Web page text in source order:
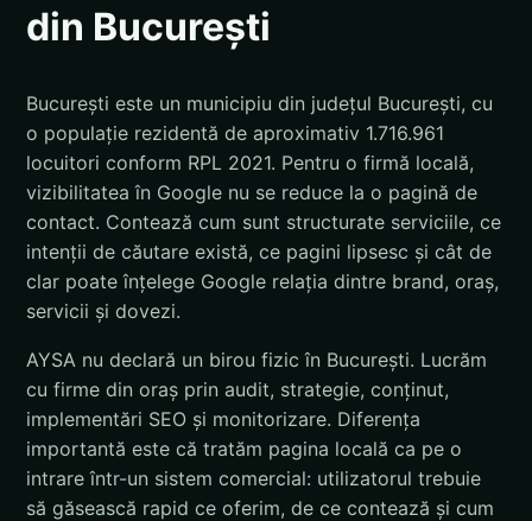
din București
București este un municipiu din județul București, cu
o populație rezidentă de aproximativ 1.716.961
locuitori conform RPL 2021. Pentru o firmă locală,
vizibilitatea în Google nu se reduce la o pagină de
contact. Contează cum sunt structurate serviciile, ce
intenții de căutare există, ce pagini lipsesc și cât de
clar poate înțelege Google relația dintre brand, oraș,
servicii și dovezi.
AYSA nu declară un birou fizic în București. Lucrăm
cu firme din oraș prin audit, strategie, conținut,
implementări SEO și monitorizare. Diferența
importantă este că tratăm pagina locală ca pe o
intrare într-un sistem comercial: utilizatorul trebuie
să găsească rapid ce oferim, de ce contează și cum